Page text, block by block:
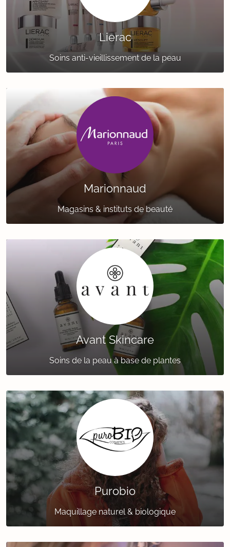
Lierac
Soins anti-vieillissement de la peau
Marionnaud
Magasins & instituts de beauté
Avant Skincare
Soins de la peau à base de plantes
Purobio
Maquillage naturel & biologique